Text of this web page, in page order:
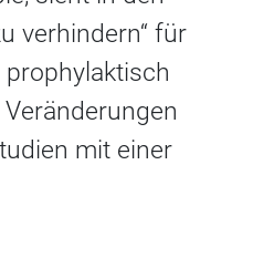
verhindern“ für
mit einer